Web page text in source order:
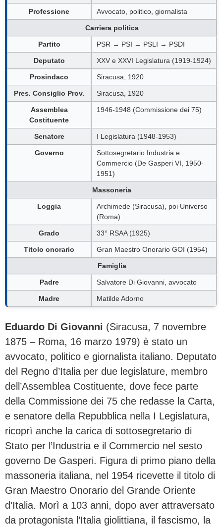
Professione Avvocato, politico, giornalista
Carriera politica
Partito PSR → PSI → PSLI → PSDI
Deputato XXV e XXVI Legislatura (1919-1924)
Prosindaco Siracusa, 1920
Pres. Consiglio Prov. Siracusa, 1920
Assemblea
Costituente
1946-1948 (Commissione dei 75)
Senatore I Legislatura (1948-1953)
Governo
Sottosegretario Industria e
Commercio (De Gasperi VI, 1950-
1951)
Massoneria
Loggia
Archimede (Siracusa), poi Universo
(Roma)
Grado 33° RSAA (1925)
Titolo onorario Gran Maestro Onorario GOI (1954)
Famiglia
Padre Salvatore Di Giovanni, avvocato
Madre Matilde Adorno
Eduardo Di Giovanni (Siracusa, 7 novembre
1875 – Roma, 16 marzo 1979) è stato un
avvocato, politico e giornalista italiano. Deputato
del Regno d’Italia per due legislature, membro
dell’Assemblea Costituente, dove fece parte
della Commissione dei 75 che redasse la Carta,
e senatore della Repubblica nella I Legislatura,
ricoprì anche la carica di sottosegretario di
Stato per l’Industria e il Commercio nel sesto
governo De Gasperi. Figura di primo piano della
massoneria italiana, nel 1954 ricevette il titolo di
Gran Maestro Onorario del Grande Oriente
d’Italia. Morì a 103 anni, dopo aver attraversato
da protagonista l’Italia giolittiana, il fascismo, la